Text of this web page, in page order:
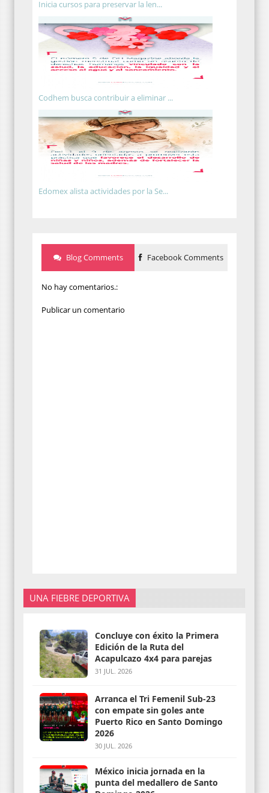
Inicia cursos para preservar la len...
Codhem busca contribuir a eliminar ...
Edomex alista actividades por la Se...
Blog Comments Facebook Comments
No hay comentarios.:
Publicar un comentario
UNA FIEBRE DEPORTIVA
Concluye con éxito la Primera
Edición de la Ruta del
Acapulcazo 4x4 para parejas
31 JUL. 2026
Arranca el Tri Femenil Sub-23
con empate sin goles ante
Puerto Rico en Santo Domingo
2026
30 JUL. 2026
México inicia jornada en la
punta del medallero de Santo